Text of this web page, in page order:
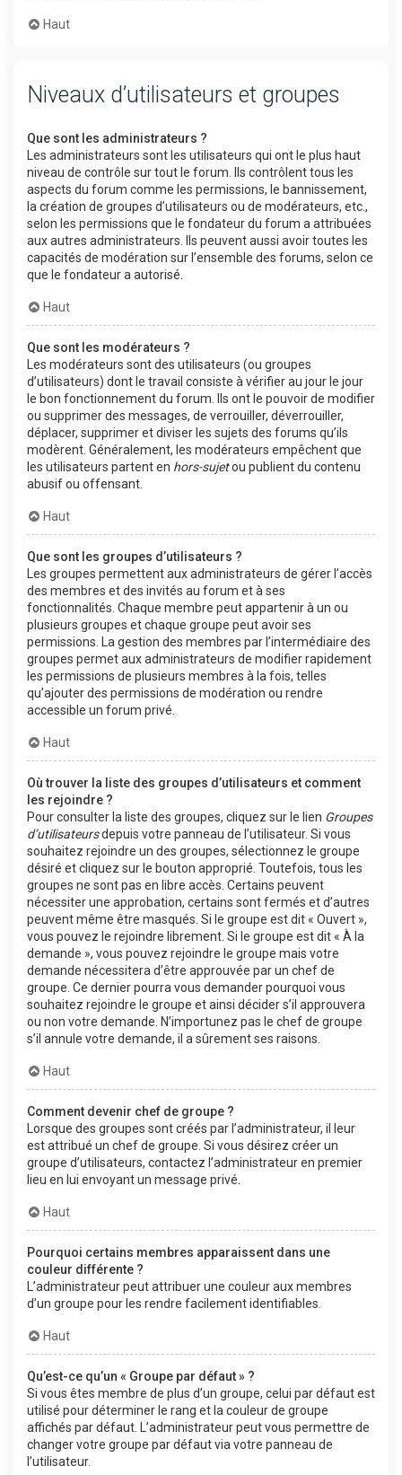
Haut
Niveaux d’utilisateurs et groupes
Que sont les administrateurs ?
Les administrateurs sont les utilisateurs qui ont le plus haut
niveau de contrôle sur tout le forum. Ils contrôlent tous les
aspects du forum comme les permissions, le bannissement,
la création de groupes d’utilisateurs ou de modérateurs, etc.,
selon les permissions que le fondateur du forum a attribuées
aux autres administrateurs. Ils peuvent aussi avoir toutes les
capacités de modération sur l’ensemble des forums, selon ce
que le fondateur a autorisé.
Haut
Que sont les modérateurs ?
Les modérateurs sont des utilisateurs (ou groupes
d’utilisateurs) dont le travail consiste à vérifier au jour le jour
le bon fonctionnement du forum. Ils ont le pouvoir de modifier
ou supprimer des messages, de verrouiller, déverrouiller,
déplacer, supprimer et diviser les sujets des forums qu’ils
modèrent. Généralement, les modérateurs empêchent que
les utilisateurs partent en hors-sujetou publient du contenu
abusif ou offensant.
Haut
Que sont les groupes d’utilisateurs ?
Les groupes permettent aux administrateurs de gérer l’accès
des membres et des invités au forum et à ses
fonctionnalités. Chaque membre peut appartenir à un ou
plusieurs groupes et chaque groupe peut avoir ses
permissions. La gestion des membres par l’intermédiaire des
groupes permet aux administrateurs de modifier rapidement
les permissions de plusieurs membres à la fois, telles
qu’ajouter des permissions de modération ou rendre
accessible un forum privé.
Haut
Où trouver la liste des groupes d’utilisateurs et comment
les rejoindre ?
Pour consulter la liste des groupes, cliquez sur le lien Groupes
d’utilisateursdepuis votre panneau de l’utilisateur. Si vous
souhaitez rejoindre un des groupes, sélectionnez le groupe
désiré et cliquez sur le bouton approprié. Toutefois, tous les
groupes ne sont pas en libre accès. Certains peuvent
nécessiter une approbation, certains sont fermés et d’autres
peuvent même être masqués. Si le groupe est dit « Ouvert »,
vous pouvez le rejoindre librement. Si le groupe est dit « À la
demande », vous pouvez rejoindre le groupe mais votre
demande nécessitera d’être approuvée par un chef de
groupe. Ce dernier pourra vous demander pourquoi vous
souhaitez rejoindre le groupe et ainsi décider s’il approuvera
ou non votre demande. N’importunez pas le chef de groupe
s’il annule votre demande, il a sûrement ses raisons.
Haut
Comment devenir chef de groupe ?
Lorsque des groupes sont créés par l’administrateur, il leur
est attribué un chef de groupe. Si vous désirez créer un
groupe d’utilisateurs, contactez l’administrateur en premier
lieu en lui envoyant un message privé.
Haut
Pourquoi certains membres apparaissent dans une
couleur différente ?
L’administrateur peut attribuer une couleur aux membres
d’un groupe pour les rendre facilement identifiables.
Haut
Qu’est-ce qu’un « Groupe par défaut » ?
Si vous êtes membre de plus d’un groupe, celui par défaut est
utilisé pour déterminer le rang et la couleur de groupe
affichés par défaut. L’administrateur peut vous permettre de
changer votre groupe par défaut via votre panneau de
l’utilisateur.